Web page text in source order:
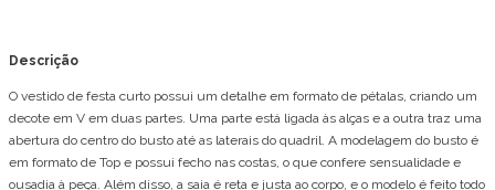
Descrição
O vestido de festa curto possui um detalhe em formato de pétalas, criando um
decote em V em duas partes. Uma parte está ligada às alças e a outra traz uma
abertura do centro do busto até as laterais do quadril. A modelagem do busto é
em formato de Top e possui fecho nas costas, o que confere sensualidade e
ousadia à peça. Além disso, a saia é reta e justa ao corpo, e o modelo é feito todo